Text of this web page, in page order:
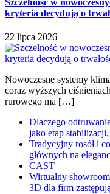
Szczelność w
kryteria decydują o
22 lipca 2026
Nowoczesne systemy
coraz wyższych
rurowego ma […]
Dlaczego
jako etap
Tradycyjny rosół i
głównych na
CAST
Wirtualny
3D dla firm